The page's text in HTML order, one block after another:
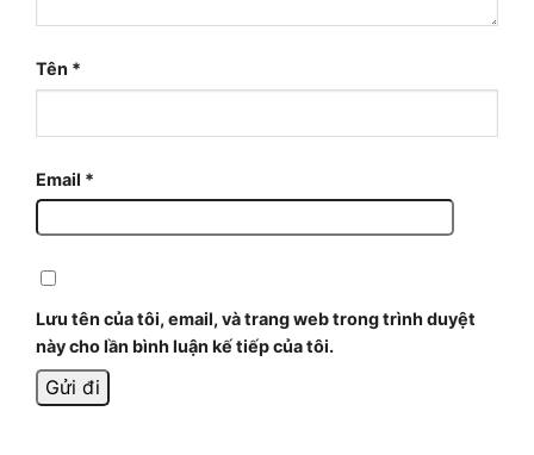
Tên *
Email *
Lưu tên của tôi, email, và trang web trong trình duyệt
này cho lần bình luận kế tiếp của tôi.